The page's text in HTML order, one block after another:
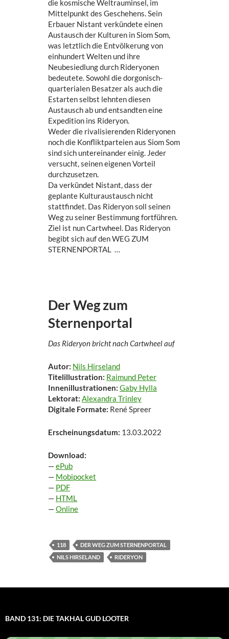
die kosmische Weltrauminsel, im
Mittelpunkt des Geschehens. Sein
Erbauer Nistant verkündete einen
Austausch der Kulturen in Siom Som,
was letztlich die Entvölkerung von
einhundert Welten und ihre
Neubesiedlung durch Rideryonen
bedeutete. Sowohl die dorgonisch-
quarterialen Besatzer als auch die
Estarten selbst lehnten diesen
Austausch ab und entsandten eine
Expedition ins Rideryon.
Weder die rivalisierenden Rideryonen
noch die Konfliktparteien aus Siom Som
sind sich untereinander einig. Jeder
versucht, seinen eigenen Vorteil
durchzusetzen.
Da verkündet Nistant, dass der
geplante Kulturaustausch nicht
stattfindet. Das Rideryon soll seinen
Weg zu seiner Bestimmung fortführen.
Ziel ist nun Cartwheel. Das Rideryon
begibt sich auf den WEG ZUM
STERNENPORTAL …
Der Weg zum
Sternenportal
Das Rideryon bricht nach Cartwheel auf
Autor: Nils Hirseland
Titelillustration: Raimund Peter
Innenillustrationen: Gaby Hylla
Lektorat: Alexandra Trinley
Digitale Formate: René Spreer
Erscheinungsdatum: 13.03.2022
Download:
—ePub
— Mobipocket
— PDF
— HTML
—Online
118
DER WEG ZUM STERNENPORTAL
NILS HIRSELAND
RIDERYON
BAND 131: DIE TAKHAL GUD LOOTER